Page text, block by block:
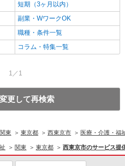
短期（3ヶ月以内）
副業・WワークOK
職種・条件一覧
コラム・特集一覧
1／1
更して再検索
関東 東京都 西東京市 医療・介護・福
関東 東京都 西東京市のサービス提